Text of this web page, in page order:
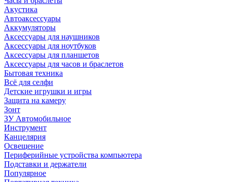
Акустика
Автоаксессуары
Аккумуляторы
Аксессуары для наушников
Аксессуары для ноутбуков
Аксессуары для планшетов
Аксессуары для часов и браслетов
Бытовая техника
Всё для селфи
Детские игрушки и игры
Защита на камеру
Зонт
ЗУ Автомобильное
Инструмент
Канцелярия
Освещение
Периферийные устройства компьютера
Подставки и держатели
Популярное